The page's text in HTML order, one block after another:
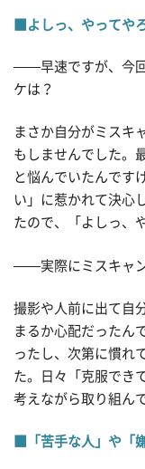
■よしっ、やってや
——早速ですが、今
ケは？
まさか自分がミスキ
もしませんでした。
と悩んでいたんです
い」に惹かれて決心
たので、「よしっ、
——実際にミスキャ
撮影や人前に出て自
まるか心配だったん
ったし、次第に慣れ
た。日々「克服でき
考えながら取り組ん
■「苦手な人」や「